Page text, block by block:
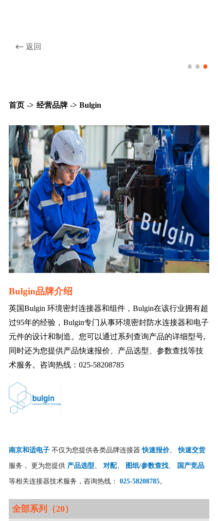
返回
首页 -> 经营品牌 -> Bulgin
Bulgin品牌介绍
英国Bulgin 环境密封连接器和组件，Bulgin在该行业拥有超
过95年的经验，Bulgin专门从事环境密封防水连接器和电子
元件的设计和制造。您可以通过系列查询产品的详细型号,
同时还为您提供产品快速报价、产品选型、参数查找等技
术服务。咨询热线：025-58208785
南京和适电子不仅为您提供各类品牌连接器快速报价、快速交货
服务， 更为您提供 产品选型 对配、 图纸/参数查找、 国产竞品
等相关连接器技术服务，咨询热线： 025-58208785。
全部系列（20）